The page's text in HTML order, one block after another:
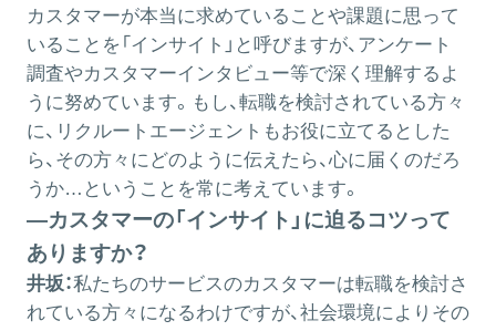
カスタマーが本当に求めていることや課題に思って
いることを「インサイト」と呼びますが、アンケート
調査やカスタマーインタビュー等で深く理解するよ
うに努めています。もし、転職を検討されている方々
に、リクルートエージェントもお役に立てるとした
ら、その方々にどのように伝えたら、心に届くのだろ
うか…ということを常に考えています。
―カスタマーの「インサイト」に迫るコツって
ありますか？
井坂：私たちのサービスのカスタマーは転職を検討さ
れている方々になるわけですが、社会環境によりその